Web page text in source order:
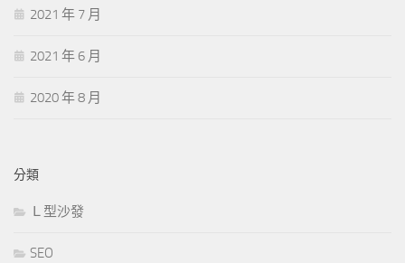
2021 年 7 月
2021 年 6 月
2020 年 8 月
分類
Ｌ型沙發
SEO